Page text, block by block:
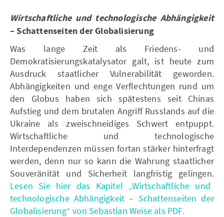
Wirtschaftliche und technologische Abhängigkeit
– Schattenseiten der Globalisierung
Was lange Zeit als Friedens- und
Demokratisierungskatalysator galt, ist heute zum
Ausdruck staatlicher Vulnerabilität geworden.
Abhängigkeiten und enge Verflechtungen rund um
den Globus haben sich spätestens seit Chinas
Aufstieg und dem brutalen Angriff Russlands auf die
Ukraine als zweischneidiges Schwert entpuppt.
Wirtschaftliche und technologische
Interdependenzen müssen fortan stärker hinterfragt
werden, denn nur so kann die Wahrung staatlicher
Souveränität und Sicherheit langfristig gelingen.
Lesen Sie hier das Kapitel „Wirtschaftliche und
technologische Abhängigkeit – Schattenseiten der
Globalisierung“ von Sebastian Weise als PDF.